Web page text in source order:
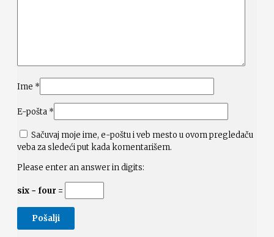
Ime *
E-pošta *
Sačuvaj moje ime, e-poštu i veb mesto u ovom pregledaču
veba za sledeći put kada komentarišem.
Please enter an answer in digits:
six − four =